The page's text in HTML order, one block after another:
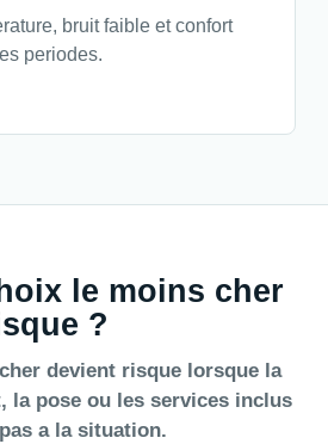
bruit faible et confort
periodes.
le moins cher
?
devient risque lorsque la
la pose ou les services inclus
a la situation.